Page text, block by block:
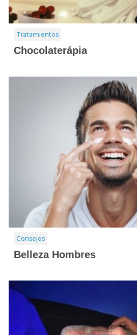
Tratamientos
Chocolaterápia
Consejos
Belleza Hombres